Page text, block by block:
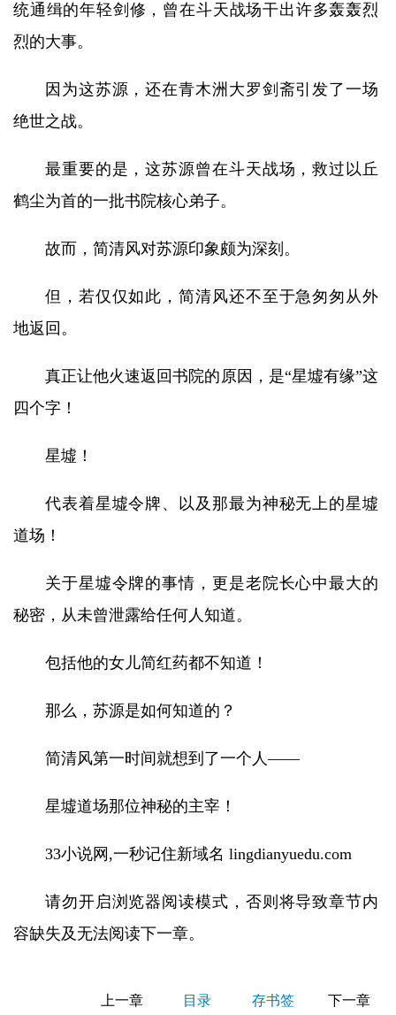
统通缉的年轻剑修，曾在斗天战场干出许多轰轰烈
烈的大事。
因为这苏源，还在青木洲大罗剑斋引发了一场
绝世之战。
最重要的是，这苏源曾在斗天战场，救过以丘
鹤尘为首的一批书院核心弟子。
故而，简清风对苏源印象颇为深刻。
但，若仅仅如此，简清风还不至于急匆匆从外
地返回。
真正让他火速返回书院的原因，是“星墟有缘”这
四个字！
星墟！
代表着星墟令牌、以及那最为神秘无上的星墟
道场！
关于星墟令牌的事情，更是老院长心中最大的
秘密，从未曾泄露给任何人知道。
包括他的女儿简红药都不知道！
那么，苏源是如何知道的？
简清风第一时间就想到了一个人——
星墟道场那位神秘的主宰！
33小说网,一秒记住新域名 lingdianyuedu.com
请勿开启浏览器阅读模式，否则将导致章节内
容缺失及无法阅读下一章。
上一章 目录 存书签 下一章